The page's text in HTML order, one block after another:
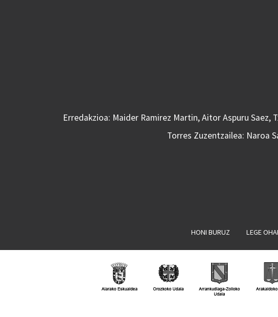
Erredakzioa: Maider Ramirez Martin, Aitor Aspuru
Torres Zuzentzailea: Naroa
HONI BURUZ LEGE